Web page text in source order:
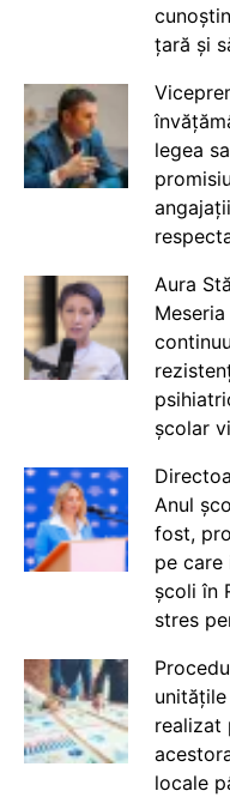
țară și
legea
Aura
școlar
Anul
fost,
pe care
școli în
stres
realizat
locale